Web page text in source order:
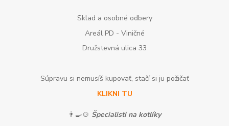
Sklad a osobné odbery
Areál PD - Viničné
Družstevná ulica 33
Súpravu si nemusíš kupovať, stačí si ju požičať
KLIKNI TU
👨‍🍳🍲 Špecialisti na kotlíky